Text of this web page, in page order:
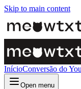
Skip to main content
InícioConversão do
Open menu